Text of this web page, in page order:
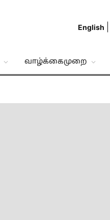
English
வாழ்க்கைமுறை